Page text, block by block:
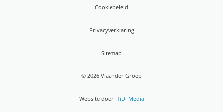
Cookiebeleid
Privacyverklaring
Sitemap
© 2026 Vlaander Groep
Website door TiDi Media